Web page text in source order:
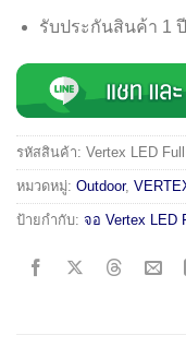
รับประกันสินค้า 1 ปี
รหัสสินค้า: Vertex LED
หมวดหมู่: Outdoor,
ป้ายกำกับ: จอ Vertex LED